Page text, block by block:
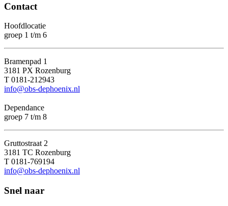
Contact
Hoofdlocatie
groep 1 t/m 6
Bramenpad 1
3181 PX Rozenburg
T 0181-212943
info@obs-dephoenix.nl
Dependance
groep 7 t/m 8
Gruttostraat 2
3181 TC Rozenburg
T 0181-769194
info@obs-dephoenix.nl
Snel naar